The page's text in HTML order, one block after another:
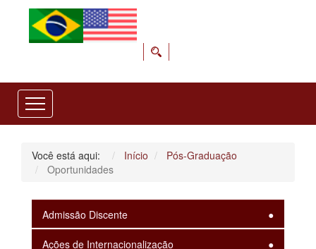
Você está aqui: Início
Pós-Graduação
Oportunidades
Admissão Discente
Ações de Internacionalização